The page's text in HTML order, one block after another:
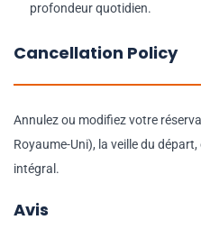
profondeur quotidien.
Cancellation Policy
Annulez ou modifiez votre
Royaume-Uni), la veille du
intégral.
Avis